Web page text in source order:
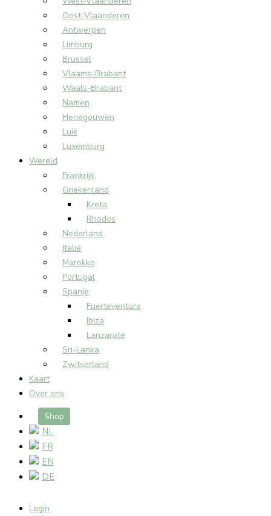
Oost-Vlaanderen
Antwerpen
Limburg
Brussel
Vlaams-Brabant
Waals-Brabant
Namen
Henegouwen
Luik
Luxemburg
Wereld
Frankrijk
Griekenland
Kreta
Rhodos
Nederland
Italië
Marokko
Portugal
Spanje
Fuerteventura
Ibiza
Lanzarote
Sri-Lanka
Zwitserland
Kaart
Over ons
Shop
NL
FR
EN
DE
Login